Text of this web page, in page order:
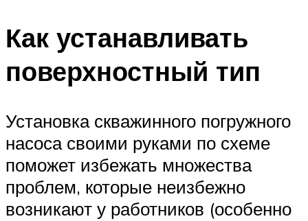
Как устанавливать
поверхностный тип
Установка скважинного погружного
насоса своими руками по схеме
поможет избежать множества
проблем, которые неизбежно
возникают у работников (особенно